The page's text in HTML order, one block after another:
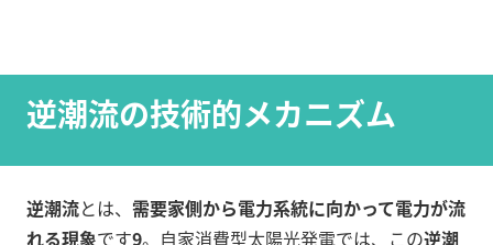
逆潮流の技術的メカニズム
逆潮流とは、 需要家側から電力系統に向かって電力が流
れる現象です9。自家消費型太陽光発電では、この逆潮